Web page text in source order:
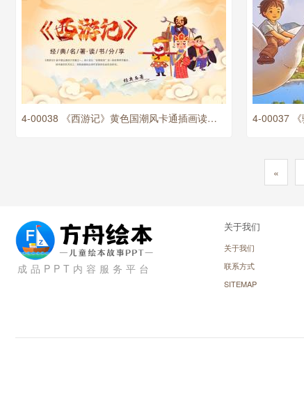
4-00038 《西游记》黄色国潮风卡通插画读书分享动态PPT
«
成品PPT内容服务平台
关于我们
关于我们
联系方式
SITEMAP